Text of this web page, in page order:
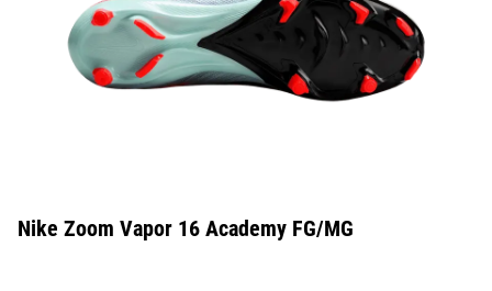
Nike Zoom Vapor 16 Academy FG/MG